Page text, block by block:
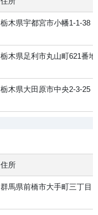
栃木県宇都宮市小幡1-1-38
栃木県足利市丸山町621番地
栃木県大田原市中央2-3-25
住所
群馬県前橋市大手町三丁目